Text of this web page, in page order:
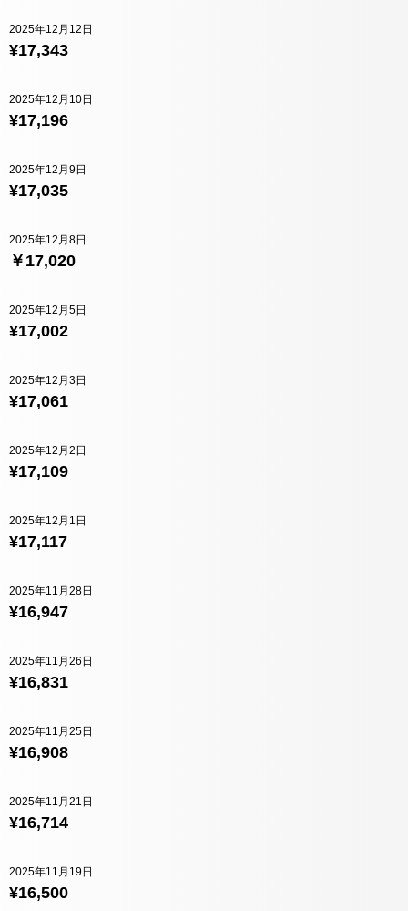
¥17,343
2025年12月12日
¥17,196
2025年12月10日
¥17,035
2025年12月9日
￥17,020
2025年12月8日
¥17,002
2025年12月5日
¥17,061
2025年12月3日
¥17,109
2025年12月2日
¥17,117
2025年12月1日
¥16,947
2025年11月28日
¥16,831
2025年11月26日
¥16,908
2025年11月25日
¥16,714
2025年11月21日
¥16,500
2025年11月19日